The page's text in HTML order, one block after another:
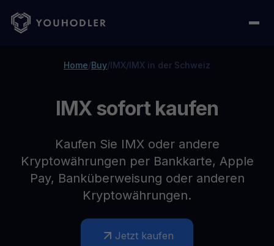
Home/Buy/IMX/IMX in der Schweiz
IMX sofort kaufen
Kaufen Sie IMX oder andere
Kryptowährungen per Bankkarte, Apple
Pay, Banküberweisung oder anderen
Kryptowährungen.
Jetzt kaufen